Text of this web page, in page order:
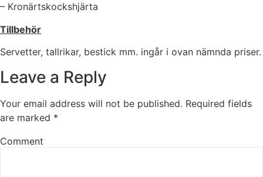
– Kronärtskockshjärta
Tillbehör
Servetter, tallrikar, bestick mm. ingår i ovan nämnda priser.
Leave a Reply
Your email address will not be published. Required fields
are marked *
Comment